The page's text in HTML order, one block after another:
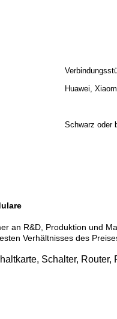
Huawei,
Schwarz oder
an R&D, Produktion und
Verhältnisses des
Schalter, Router,